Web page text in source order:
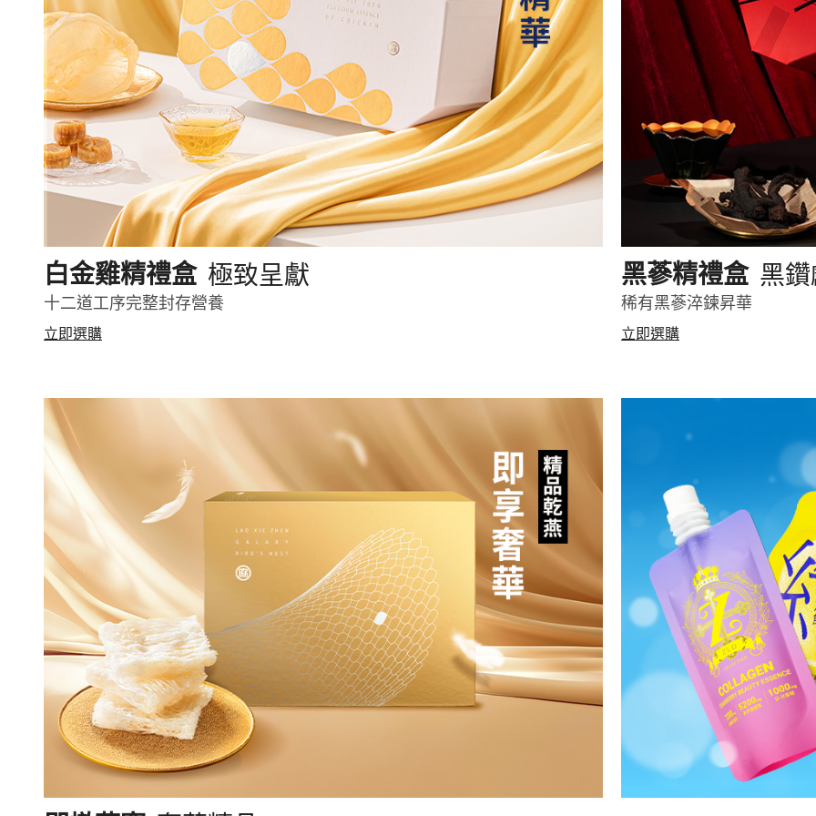
白金雞精禮盒 極致呈獻
十二道工序完整封存營養
立即選購
黑蔘精禮盒 黑
稀有黑蔘淬鍊昇華
立即選購